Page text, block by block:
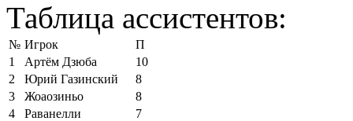
Таблица ассистентов:
№ Игрок
П
1
Артём Дзюба
10
2
Юрий Газинский
8
3
Жоаозиньо
8
4
Раванелли
7